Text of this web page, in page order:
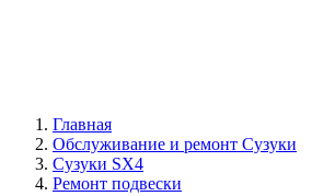
Главная
Обслуживание и ремонт Сузуки
Сузуки SX4
Ремонт подвески